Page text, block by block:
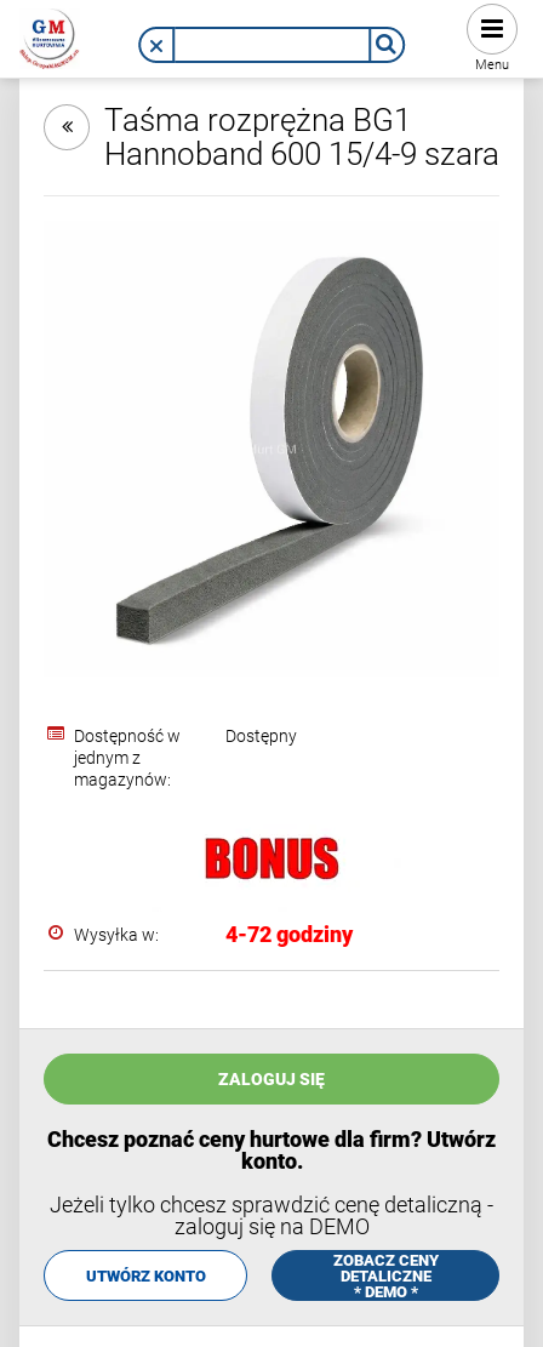
Menu
Taśma rozprężna BG1
Hannoband 600 15/4-9 szara
Dostępność w
jednym z
magazynów:
Dostępny
Wysyłka w: 4-72 godziny
ZALOGUJ SIĘ
Chcesz poznać ceny hurtowe dla firm? Utwórz
konto.
Jeżeli tylko chcesz sprawdzić cenę detaliczną -
zaloguj się na DEMO
UTWÓRZ KONTO
ZOBACZ CENY
DETALICZNE
* DEMO *